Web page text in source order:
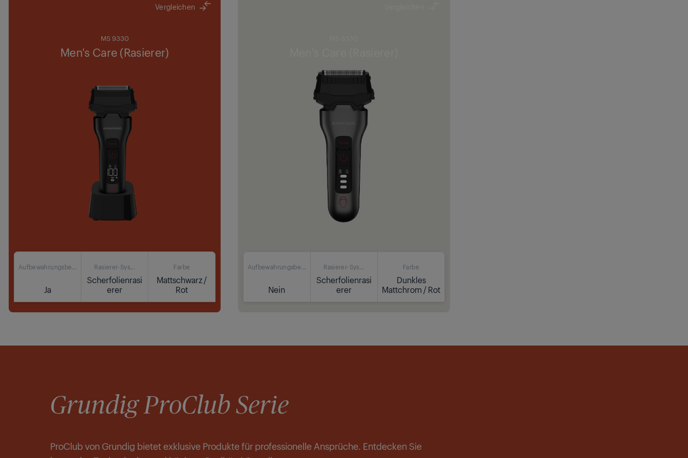
Vergleichen
MS 9330
Men's Care (Rasierer)
Aufbewahrungsbe...
Ja
Rasierer-Sys...
Scherfolienrasi
erer
Farbe
Mattschwarz /
Rot
Pflegeroutine
Aufbewahrungsbe...
Nein
Rasierer-Sys...
Scherfolienrasi
erer
Farbe
Dunkles
Mattchrom / Rot
Pflegeroutine
Grundig ProClub Serie
ProClub von Grundig bietet exklusive Produkte für professionelle Ansprüche. Entdecken Sie